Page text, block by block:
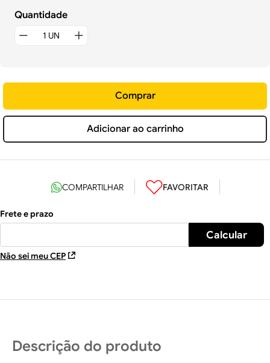
Quantidade
Adicionar ao carrinho
Comprar
Não sei meu CEP
Descrição do produto